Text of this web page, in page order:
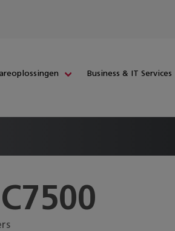
Business & IT Services